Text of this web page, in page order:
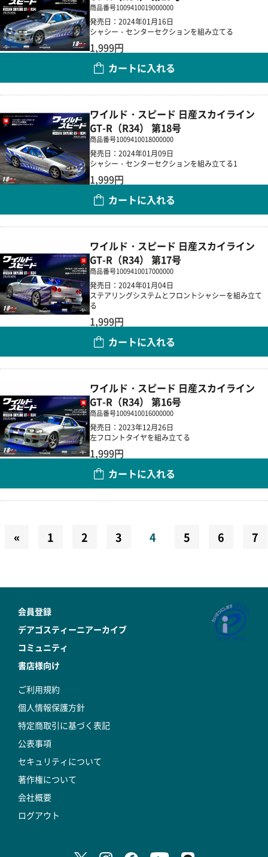
商品番号1009410019000000
発売日：2024年01月16日
シャシー・センターセクションを組み立てる
1,999円
カートに入れる
ワイルド・スピード 日産スカイライン
GT-R（R34） 第18号
商品番号1009410018000000
発売日：2024年01月09日
シャシー・センターセクションを組み立てる1
1,999円
カートに入れる
ワイルド・スピード 日産スカイライン
GT-R（R34） 第17号
商品番号1009410017000000
発売日：2024年01月04日
ステアリングシステムとフロントシャシーを組み立て
る
1,999円
カートに入れる
ワイルド・スピード 日産スカイライン
GT-R（R34） 第16号
商品番号1009410016000000
発売日：2023年12月26日
左フロントタイヤを組み立てる
1,999円
カートに入れる
« 1 2 3 4 5 6 7
会員登録
デアゴスティーニアーカイブ
コミュニティ
書店様向け
ご利用規約
個人情報保護方針
特定商取引に基づく表記
公表事項
セキュリティについて
著作権について
会社概要
ログアウト